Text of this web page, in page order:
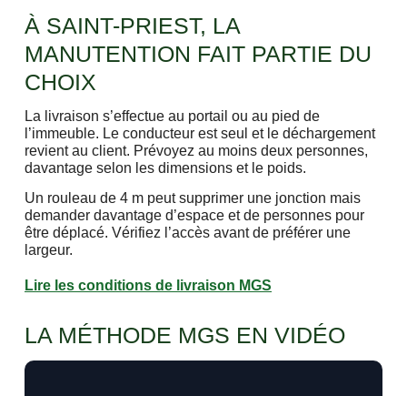
À SAINT-PRIEST, LA
MANUTENTION FAIT PARTIE DU
CHOIX
La livraison s’effectue au portail ou au pied de
l’immeuble. Le conducteur est seul et le déchargement
revient au client. Prévoyez au moins deux personnes,
davantage selon les dimensions et le poids.
Un rouleau de 4 m peut supprimer une jonction mais
demander davantage d’espace et de personnes pour
être déplacé. Vérifiez l’accès avant de préférer une
largeur.
Lire les conditions de livraison MGS
LA MÉTHODE MGS EN VIDÉO